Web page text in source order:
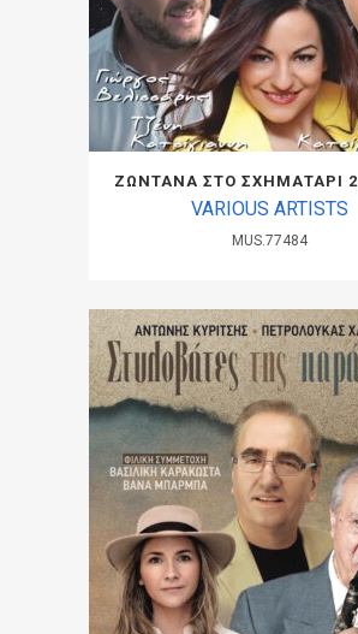
ΖΩΝΤΑΝΑ ΣΤΟ ΣΧΗΜΑΤΑΡΙ
VARIOUS ARTISTS
MUS.77484